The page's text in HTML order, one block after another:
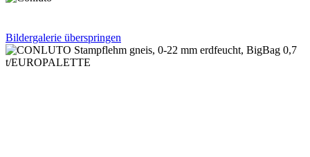
Bildergalerie überspringen